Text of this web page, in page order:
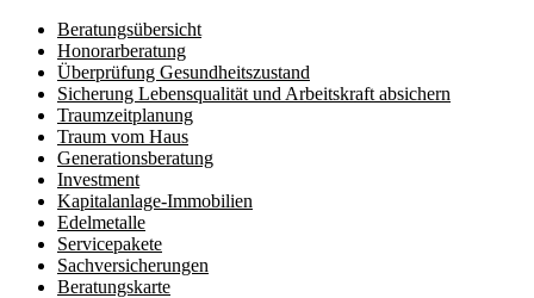
Beratungsübersicht
Honorar­beratung
Überprüfung Gesundheits­zustand
Sicherung Lebensqualität und Arbeitskraft absichern
Traumzeit­planung
Traum vom Haus
Generationsberatung
Investment
Kapitalanlage-Immobilien
Edelmetalle
Servicepakete
Sachversicherungen
Beratungskarte